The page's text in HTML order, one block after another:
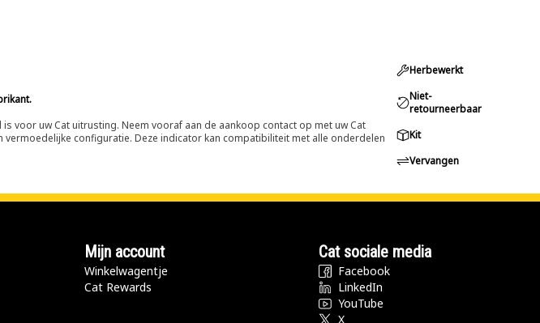
voor uw Cat uitrusting. Neem vooraf aan de aankoop contact op met uw Cat
configuratie. Deze indicator kan compatibiliteit met alle onderdelen
Herbewerkt
Niet-
retourneerbaar
Kit
Vervangen
Mijn account
Winkelwagentje
Cat Rewards
Cat sociale media
Facebook
LinkedIn
YouTube
X